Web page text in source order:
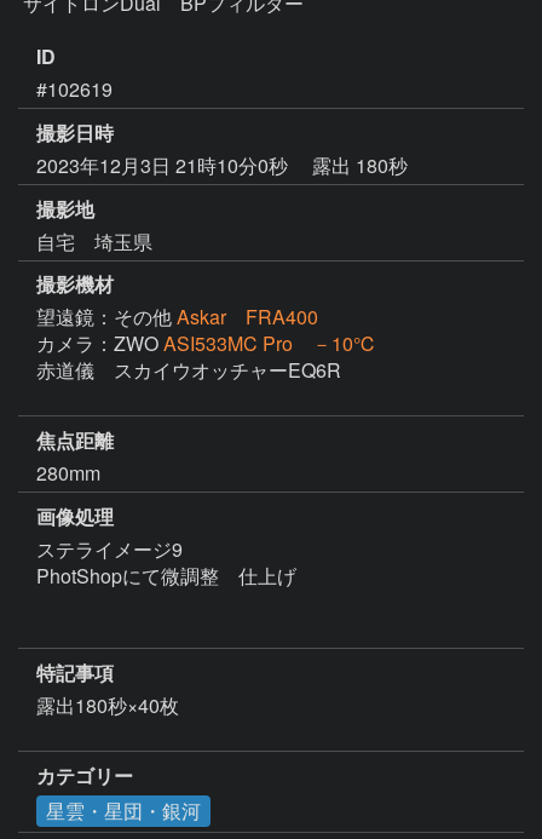
ID
#102619
撮影日時
2023年12月3日 21時10分0秒
露出 180秒
撮影地
自宅 埼玉県
撮影機材
望遠鏡：その他Askar FRA400
カメラ：ZWOASI533MC Pro －10℃
赤道儀　スカイウオッチャーEQ6R
焦点距離
280mm
画像処理
ステライメージ9
PhotShopにて微調整　仕上げ
特記事項
露出180秒×40枚
カテゴリー
星雲・星団・銀河